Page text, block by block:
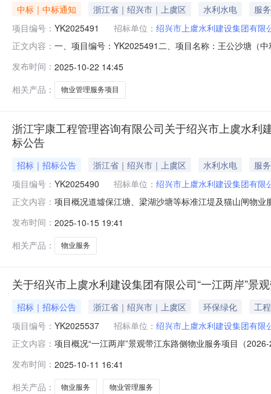
中标｜中标通知 浙江省｜绍兴市｜上虞区 水利水电
服务
项目编号： YK2025491 招标单位： 绍兴市上虞水利建设集团有限
正文内容： 一、项目编号：YK2025491二、项目名称：王公沙塘（
四、主要标的信息服务类主要标的信息：序号标项名称
发布时间： 2025-10-22 14:45
相关产品：
物业管理服务项目
浙江宇康工程管理咨询有限公司关于绍兴市上虞水
标公告
招标｜招标公告 浙江省｜绍兴市｜上虞区 水利水电
服务
项目编号： YK2025490 招标单位： 绍兴市上虞水利建设集团有限
正文内容： 项目概况道墟保江塘、梁湖沙塘等标准江堤及猫山闸物
（元）：1950000最高限价（元）：1950000采购需求：
发布时间： 2025-10-15 19:41
相关产品：
物业服务
关于绍兴市上虞水利建设集团有限公司“一江两岸”
招标｜招标公告 浙江省｜绍兴市｜上虞区 环保绿化
工程
项目编号： YK2025537 招标单位： 绍兴市上虞水利建设集团有限
正文内容： 项目概况“一江两岸”景观带江东路侧物业服务项目（
2640000,3530000采购需求：标项一标项名称:绍兴市上
发布时间： 2025-10-11 16:41
相关产品：
物业服务 物业管理服务